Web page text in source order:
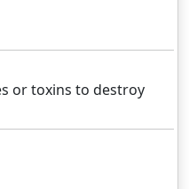
or toxins to destroy